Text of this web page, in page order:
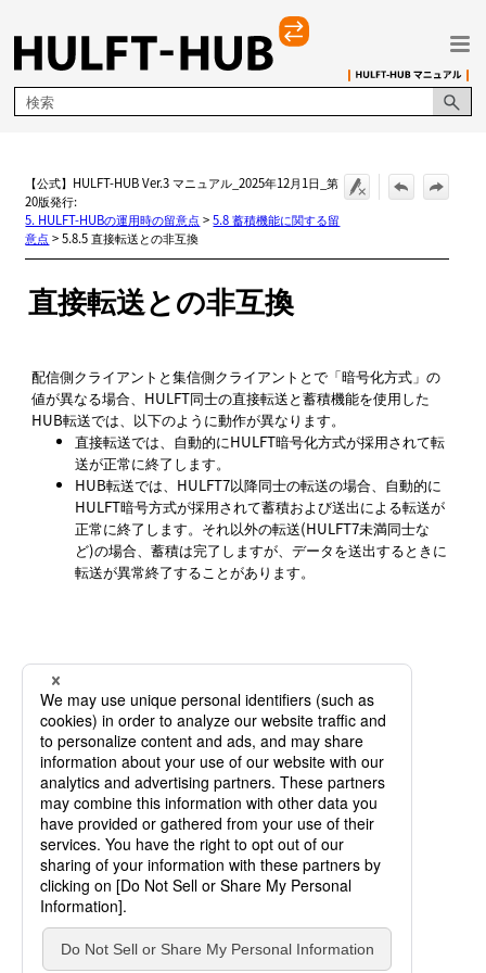
メイン コンテンツにスキップ
【公式】HULFT-HUB Ver.3 マニュアル_2025年12月1日_第
20版発行:
5. HULFT-HUBの運用時の留意点 >5.8 蓄積機能に関する留
意点 >5.8.5 直接転送との非互換
直接転送との非互換
配信側クライアントと集信側クライアントとで 暗号化方式
の
値が異なる場合、HULFT同士の直接転送と蓄積機能を使用した
HUB転送では、以下のように動作が異なります。
直接転送では、自動的にHULFT暗号化方式が採用されて転
送が正常に終了します。
HUB転送では、HULFT7以降同士の転送の場合、自動的に
HULFT暗号方式が採用されて蓄積および送出による転送が
正常に終了します。それ以外の転送(HULFT7未満同士な
ど)の場合、蓄積は完了しますが、データを送出するときに
転送が異常終了することがあります。